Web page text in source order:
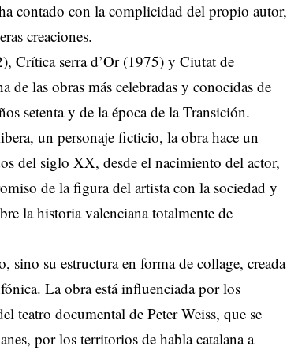
contado con la complicidad del propio autor,
creaciones.
Crítica serra d’Or (1975) y Ciutat de
de las obras más celebradas y conocidas de
setenta y de la época de la Transición.
un personaje ficticio, la obra hace un
del siglo XX, desde el nacimiento del actor,
de la figura del artista con la sociedad y
la historia valenciana totalmente de
sino su estructura en forma de collage, creada
La obra está influenciada por los
teatro documental de Peter Weiss, que se
por los territorios de habla catalana a